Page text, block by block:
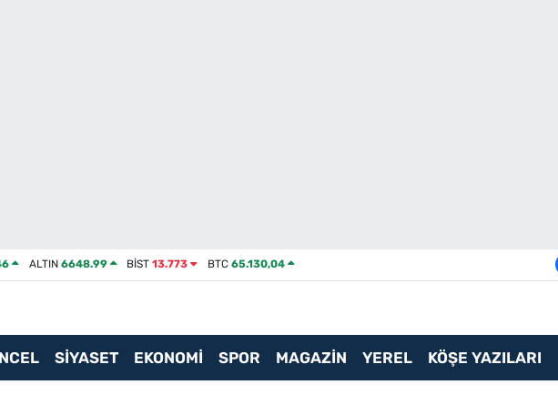
ALTIN 6648.99 BİST13.773 BTC 65.130,04
SİYASET EKONOMİ SPOR MAGAZİN YEREL KÖŞE YAZILARI